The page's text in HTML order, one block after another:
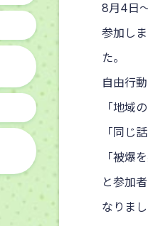
8月4日
参加し
た。
自由行
「地域
「同じ
「被爆
と参加
なりま